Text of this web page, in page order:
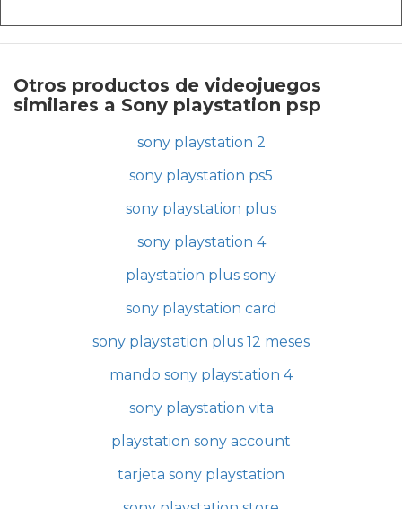
Otros productos de videojuegos
similares a Sony playstation psp
sony playstation 2
sony playstation ps5
sony playstation plus
sony playstation 4
playstation plus sony
sony playstation card
sony playstation plus 12 meses
mando sony playstation 4
sony playstation vita
playstation sony account
tarjeta sony playstation